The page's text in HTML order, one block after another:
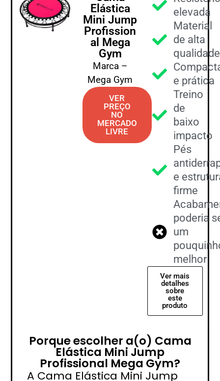
Elástica
Mini Jump
Profission
al Mega
Gym
Marca –
Mega Gym
VER
PREÇO
NO
MERCADO
LIVRE
elevada
Material
de alta
qualidade
e prática
Treino
de
baixo
impacto
Pés
e
firme
poderia
um
melhor
Ver mais
detalhes
sobre
este
produto
Porque escolher a(o) Cama
Elástica Mini Jump
Profissional Mega Gym?
A Cama Elástica Mini Jump